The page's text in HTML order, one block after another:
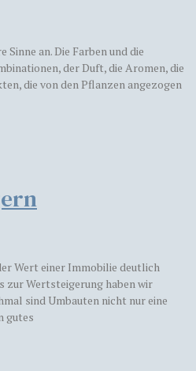
an. Die Farben und die
der Duft, die Aromen, die
die von den Pflanzen angezogen
Wert einer Immobilie deutlich
zur Wertsteigerung haben wir
sind Umbauten nicht nur eine
gutes